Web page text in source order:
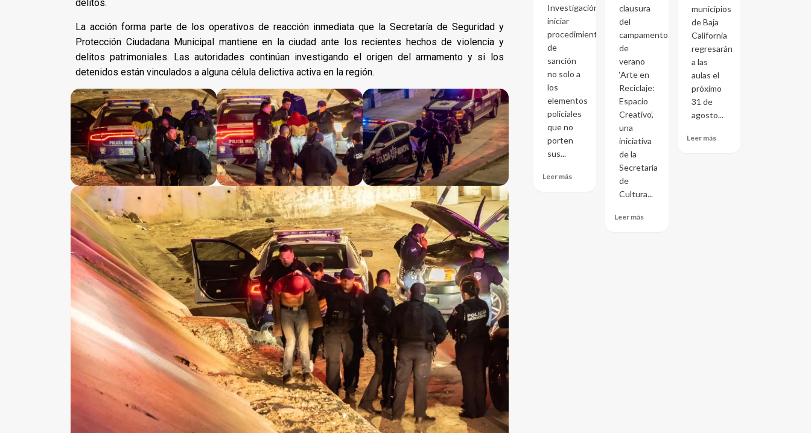
delitos.
La acción forma parte de los operativos de reacción inmediata que la Secretaría de Seguridad y
Protección Ciudadana Municipal mantiene en la ciudad ante los recientes hechos de violencia y
delitos patrimoniales. Las autoridades continúan investigando el origen del armamento y si los
detenidos están vinculados a alguna célula delictiva activa en la región.
Investigación
iniciar
procedimientos
de
sanción
no solo a
los
elementos
policiales
que no
porten
sus...
Leer más
clausura
del
campamento
de
verano
‘Arte en
Reciclaje:
Espacio
Creativo’,
una
iniciativa
de la
Secretaría
de
Cultura...
Leer más
municipios
de Baja
California
regresarán
a las
aulas el
próximo
31 de
agosto...
Leer más